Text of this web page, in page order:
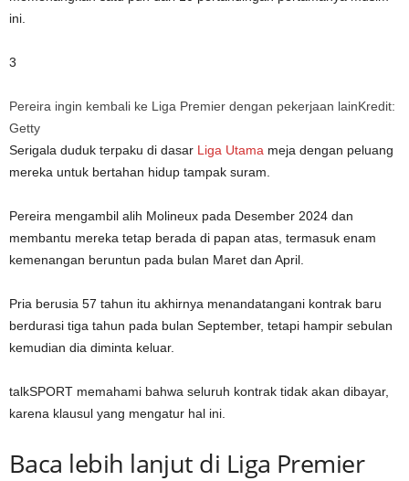
ini.
3
Pereira ingin kembali ke Liga Premier dengan pekerjaan lainKredit:
Getty
Serigala duduk terpaku di dasar Liga Utama meja dengan peluang
mereka untuk bertahan hidup tampak suram.
Pereira mengambil alih Molineux pada Desember 2024 dan
membantu mereka tetap berada di papan atas, termasuk enam
kemenangan beruntun pada bulan Maret dan April.
Pria berusia 57 tahun itu akhirnya menandatangani kontrak baru
berdurasi tiga tahun pada bulan September, tetapi hampir sebulan
kemudian dia diminta keluar.
talkSPORT memahami bahwa seluruh kontrak tidak akan dibayar,
karena klausul yang mengatur hal ini.
Baca lebih lanjut di Liga Premier